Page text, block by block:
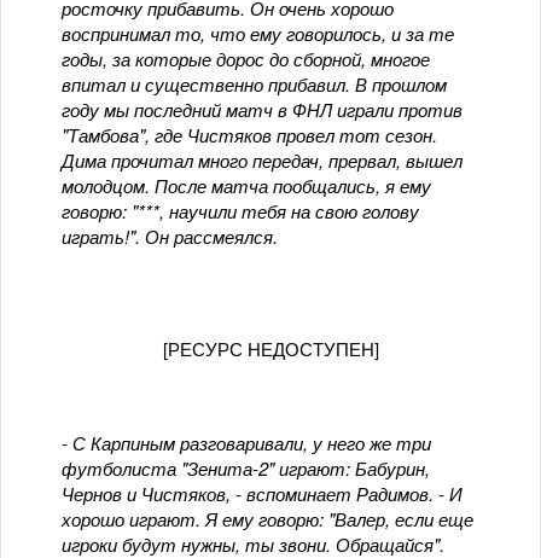
росточку прибавить. Он очень хорошо
воспринимал то, что ему говорилось, и за те
годы, за которые дорос до сборной, многое
впитал и существенно прибавил. В прошлом
году мы последний матч в ФНЛ играли против
"Тамбова", где Чистяков провел тот сезон.
Дима прочитал много передач, прервал, вышел
молодцом. После матча пообщались, я ему
говорю: "***, научили тебя на свою голову
играть!". Он рассмеялся.
[РЕСУРС НЕДОСТУПЕН]
- С Карпиным разговаривали, у него же три
футболиста "Зенита-2" играют: Бабурин,
Чернов и Чистяков, - вспоминает Радимов. - И
хорошо играют. Я ему говорю: "Валер, если еще
игроки будут нужны, ты звони. Обращайся".